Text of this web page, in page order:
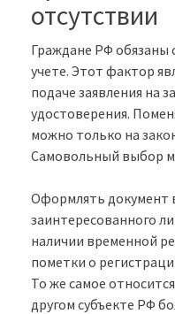
отсутствии
Граждане РФ обязаны
учете. Этот фактор
подаче заявления на
удостоверения.
можно только на
Самовольный выбор
Оформлять документ
заинтересованного
наличии временной
пометки о
То же самое
другом субъекте РФ